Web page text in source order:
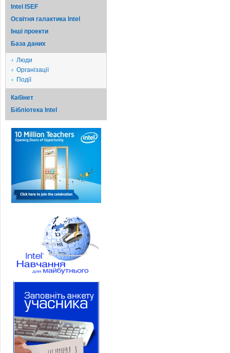
Intel ISEF
Освітня галактика Intel
Iншi проекти
База даних
Люди
Організації
Події
Кабінет
Бібліотека Intel